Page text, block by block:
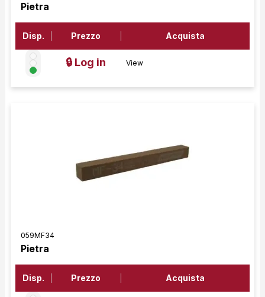
Pietra
Disp. Prezzo Acquista
🔒 Log in View
059MF34
Pietra
Disp. Prezzo Acquista